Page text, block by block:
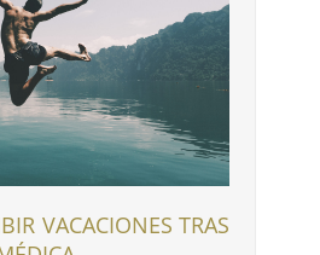
VACACIONES TRAS